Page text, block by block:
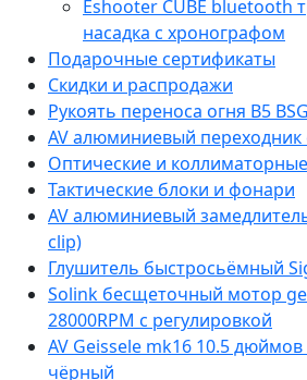
Eshooter CUBE bluetooth
насадка с хронографом
Подарочные сертификаты
Скидки и распродажи
Рукоять переноса огня B5
AV алюминиевый переходник
Оптические и
Тактические блоки и фонари
AV алюминиевый
clip)
Глушитель быстросьёмный
Solink бесщеточный мотор
28000RPM с регулировкой
AV Geissele mk16 10.5
чёрный